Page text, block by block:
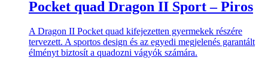
Pocket quad Dragon II Sport – Piros
A Dragon II Pocket quad kifejezetten gyermekek részére
tervezett. A sportos design és az egyedi megjelenés garantált
élményt biztosít a quadozni vágyók számára.